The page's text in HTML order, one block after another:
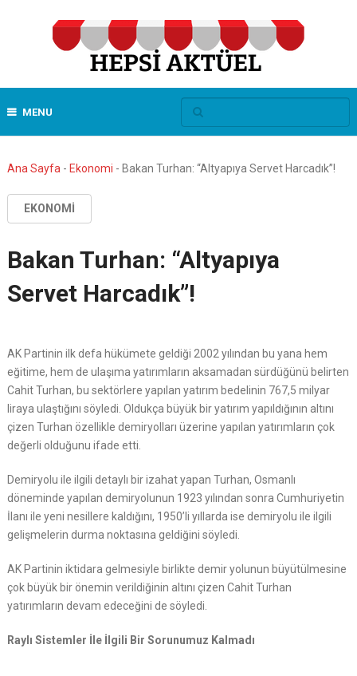
MENU
Ana Sayfa - Ekonomi - Bakan Turhan: “Altyapıya Servet Harcadık”!
EKONOMI
Bakan Turhan: “Altyapıya
Servet Harcadık”!
AK Partinin ilk defa hükümete geldiği 2002 yılından bu yana hem
eğitime, hem de ulaşıma yatırımların aksamadan sürdüğünü belirten
Cahit Turhan, bu sektörlere yapılan yatırım bedelinin 767,5 milyar
liraya ulaştığını söyledi. Oldukça büyük bir yatırım yapıldığının altını
çizen Turhan özellikle demiryolları üzerine yapılan yatırımların çok
değerli olduğunu ifade etti.
Demiryolu ile ilgili detaylı bir izahat yapan Turhan, Osmanlı
döneminde yapılan demiryolunun 1923 yılından sonra Cumhuriyetin
İlanı ile yeni nesillere kaldığını, 1950’li yıllarda ise demiryolu ile ilgili
gelişmelerin durma noktasına geldiğini söyledi.
AK Partinin iktidara gelmesiyle birlikte demir yolunun büyütülmesine
çok büyük bir önemin verildiğinin altını çizen Cahit Turhan
yatırımların devam edeceğini de söyledi.
Raylı Sistemler İle İlgili Bir Sorunumuz Kalmadı